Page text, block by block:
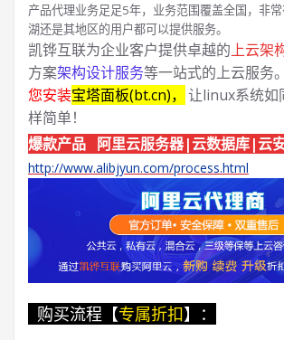
产品代理业务足足5年，业务范围覆盖全国，非
湖还是其地区的用户都可以提供服务。
凯铧互联为企业客户提供卓越的上云架
方案架构设计服务等一站式的上云服务。
您安装宝塔面板(bt.cn)， 让linux系统
样简单！
爆款产品 阿里云服务器|云数据库|云
http://www.alibjyun.com/process.html
购买流程【专属折扣】：